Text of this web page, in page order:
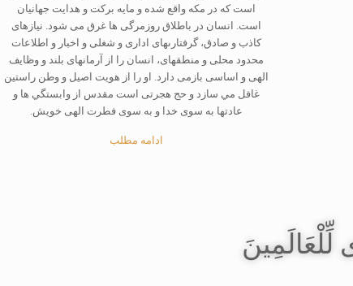
است كه در مكه واقع شده و مایه بركت و هدایت جهانیان
است. انسان در باطلاق روزمرگی ها غرق می ‏شود. نیازهاى
كاذب و صادق، گرفتارى‏هاى ادارى و شغلى و اخبار و اطلاعات
محدود محلى و منطقه‏اى، انسان را از آرمان‏هاى بلند و وظایف
الهى و اساسى بازمى‏ دارد. او را از هویت اصیل و وطن راستین
غافل مي ‏سازد و حج هجرتى است مقدس از وابستگي ‏ها و
عادت‏ها به سوى خدا و به سوى فطرت الهى خویش.
ادامه مطلب